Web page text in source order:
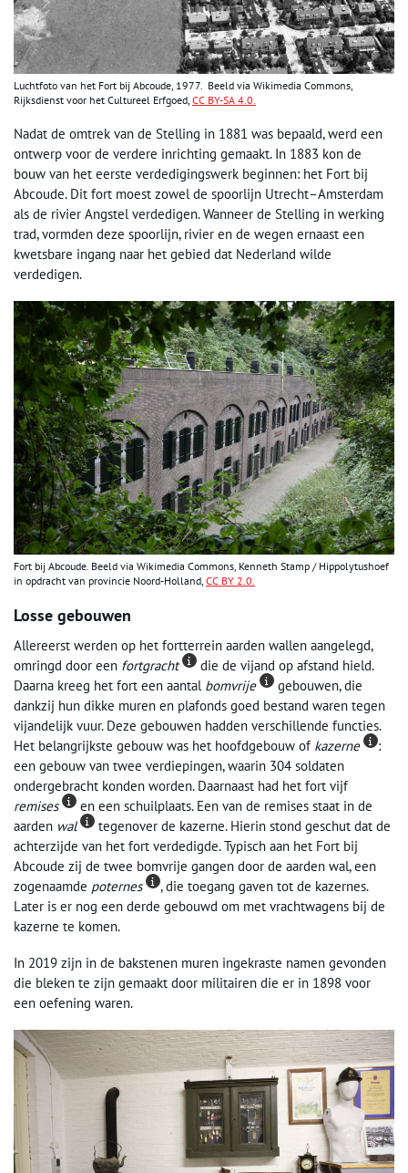
Luchtfoto van het Fort bij Abcoude, 1977. Beeld via Wikimedia Commons,
Rijksdienst voor het Cultureel Erfgoed, CC BY-SA 4.0.
Nadat de omtrek van de Stelling in 1881 was bepaald, werd een
ontwerp voor de verdere inrichting gemaakt. In 1883 kon de
bouw van het eerste verdedigingswerk beginnen: het Fort bij
Abcoude. Dit fort moest zowel de spoorlijn Utrecht–Amsterdam
als de rivier Angstel verdedigen. Wanneer de Stelling in werking
trad, vormden deze spoorlijn, rivier en de wegen ernaast een
kwetsbare ingang naar het gebied dat Nederland wilde
verdedigen.
Fort bij Abcoude. Beeld via Wikimedia Commons, Kenneth Stamp / Hippolytushoef
in opdracht van provincie Noord-Holland, CC BY 2.0.
Losse gebouwen
Allereerst werden op het fortterrein aarden wallen aangelegd,
omringd door een fortgracht
die de vijand op afstand hield.
Daarna kreeg het fort een aantal bomvrije
gebouwen, die
dankzij hun dikke muren en plafonds goed bestand waren tegen
vijandelijk vuur. Deze gebouwen hadden verschillende functies.
Het belangrijkste gebouw was het hoofdgebouw of kazerne
:
een gebouw van twee verdiepingen, waarin 304 soldaten
ondergebracht konden worden. Daarnaast had het fort vijf
remises
en een schuilplaats. Een van de remises staat in de
aarden wal
tegenover de kazerne. Hierin stond geschut dat de
achterzijde van het fort verdedigde. Typisch aan het Fort bij
Abcoude zij de twee bomvrije gangen door de aarden wal, een
zogenaamde poternes
, die toegang gaven tot de kazernes.
Later is er nog een derde gebouwd om met vrachtwagens bij de
kazerne te komen.
In 2019 zijn in de bakstenen muren ingekraste namen gevonden
die bleken te zijn gemaakt door militairen die er in 1898 voor
een oefening waren.